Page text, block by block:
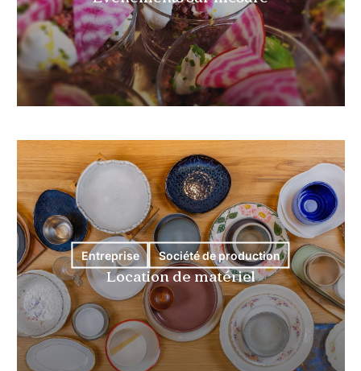
Entreprise Société de production
Location de matériel